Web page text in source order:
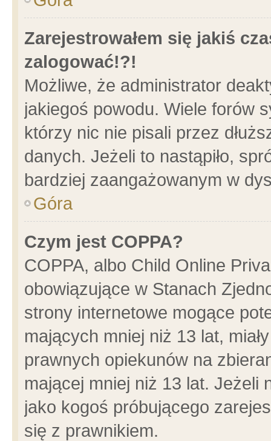
Zarejestrowałem się jakiś
zalogować!?!
Możliwe, że administrator
jakiegoś powodu. Wiele forów
którzy nic nie pisali przez
danych. Jeżeli to nastąpiło,
bardziej zaangażowanym w
Góra
Czym jest COPPA?
COPPA, albo Child Online
obowiązujące w Stanach
strony internetowe mogące
mających mniej niż 13 lat,
prawnych opiekunów na
mającej mniej niż 13 lat. Jeżeli
jako kogoś próbującego
się z prawnikiem.